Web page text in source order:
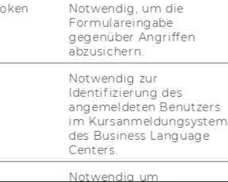
MEDIANotwendig, um die
Formulareingabe
gegenüber Angriffen
abzusichern.
Notwendig zur
Identifizierung des
angemeldeten Benutzers
im Kursanmeldungsystem
des Business Language
Centers.
Notwendig um